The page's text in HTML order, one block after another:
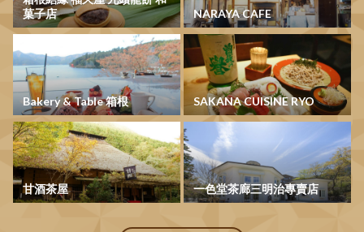
菓子店
NARAYA CAFE
Bakery & Table 箱根 SAKANA CUISINE RYO
甘酒茶屋 一色堂茶廊三明治專賣店